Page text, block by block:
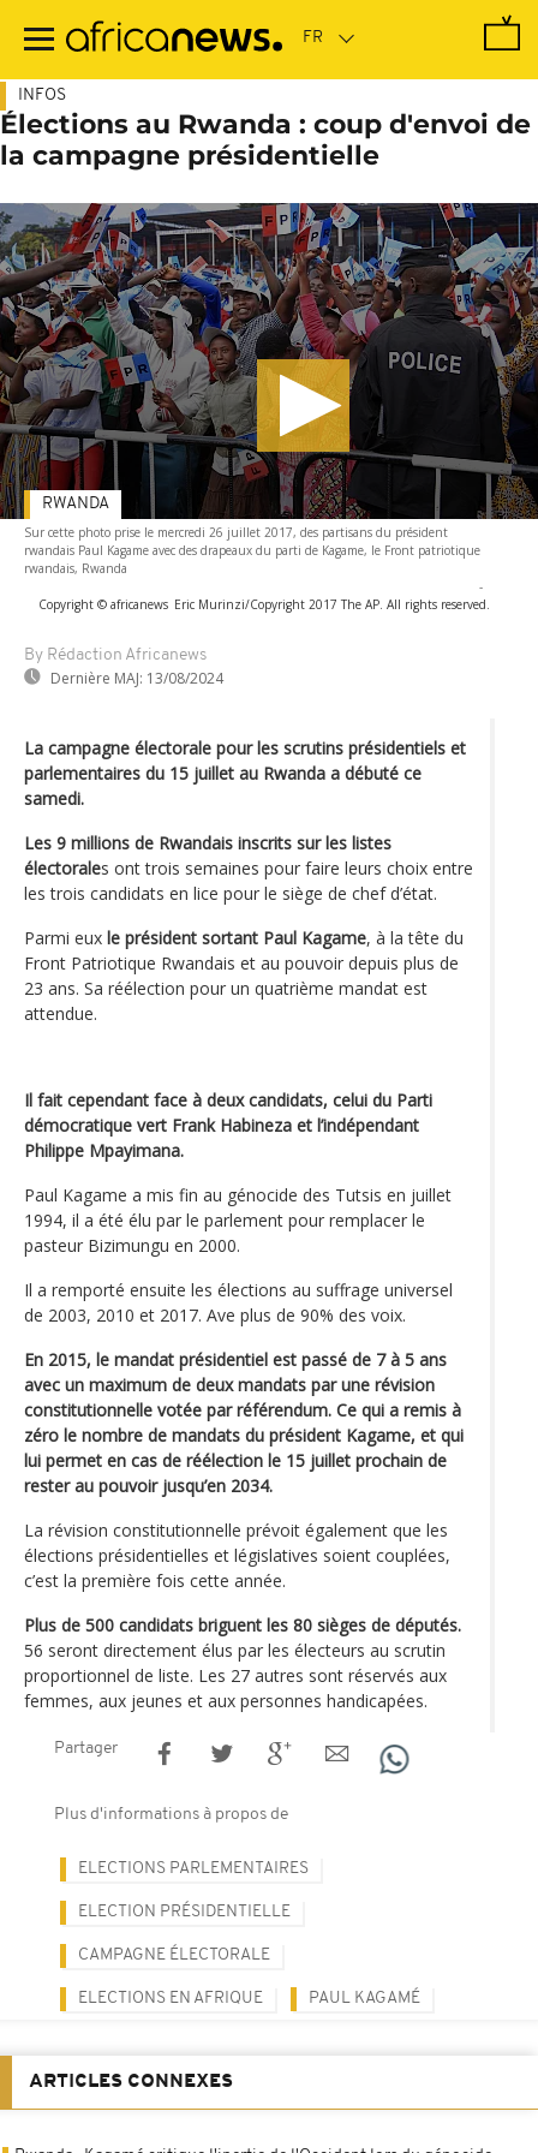
contenu
INFOS
Élections au Rwanda : coup d'envoi de
la campagne présidentielle
Sur cette photo prise le mercredi 26 juillet 2017, des partisans du président
rwandais Paul Kagame avec des drapeaux du parti de Kagame, le Front patriotique
rwandais, Rwanda
-
Copyright © africanews Eric Murinzi/Copyright 2017 The AP. All rights reserved.
By Rédaction Africanews
Dernière MAJ: 13/08/2024
RWANDA
La campagne électorale pour les scrutins présidentiels et
parlementaires du 15 juillet au Rwanda a débuté ce
samedi.
Les 9 millions de Rwandais inscrits sur les listes
électorales ont trois semaines pour faire leurs choix entre
les trois candidats en lice pour le siège de chef d’état.
Parmi eux le président sortant Paul Kagame, à la tête du
Front Patriotique Rwandais et au pouvoir depuis plus de
23 ans. Sa réélection pour un quatrième mandat est
attendue.
Il fait cependant face à deux candidats, celui du Parti
démocratique vert Frank Habineza et l’indépendant
Philippe Mpayimana.
Paul Kagame a mis fin au génocide des Tutsis en juillet
1994, il a été élu par le parlement pour remplacer le
pasteur Bizimungu en 2000.
Il a remporté ensuite les élections au suffrage universel
de 2003, 2010 et 2017. Ave plus de 90% des voix.
En 2015, le mandat présidentiel est passé de 7 à 5 ans
avec un maximum de deux mandats par une révision
constitutionnelle votée par référendum. Ce qui a remis à
zéro le nombre de mandats du président Kagame, et qui
lui permet en cas de réélection le 15 juillet prochain de
rester au pouvoir jusqu’en 2034.
La révision constitutionnelle prévoit également que les
élections présidentielles et législatives soient couplées,
c’est la première fois cette année.
Plus de 500 candidats briguent les 80 sièges de députés.
56 seront directement élus par les électeurs au scrutin
proportionnel de liste. Les 27 autres sont réservés aux
femmes, aux jeunes et aux personnes handicapées.
Partager
Plus d'informations à propos de
ELECTIONS PARLEMENTAIRES
ELECTION PRÉSIDENTIELLE
CAMPAGNE ÉLECTORALE
ELECTIONS EN AFRIQUE PAUL KAGAMÉ
ARTICLES CONNEXES